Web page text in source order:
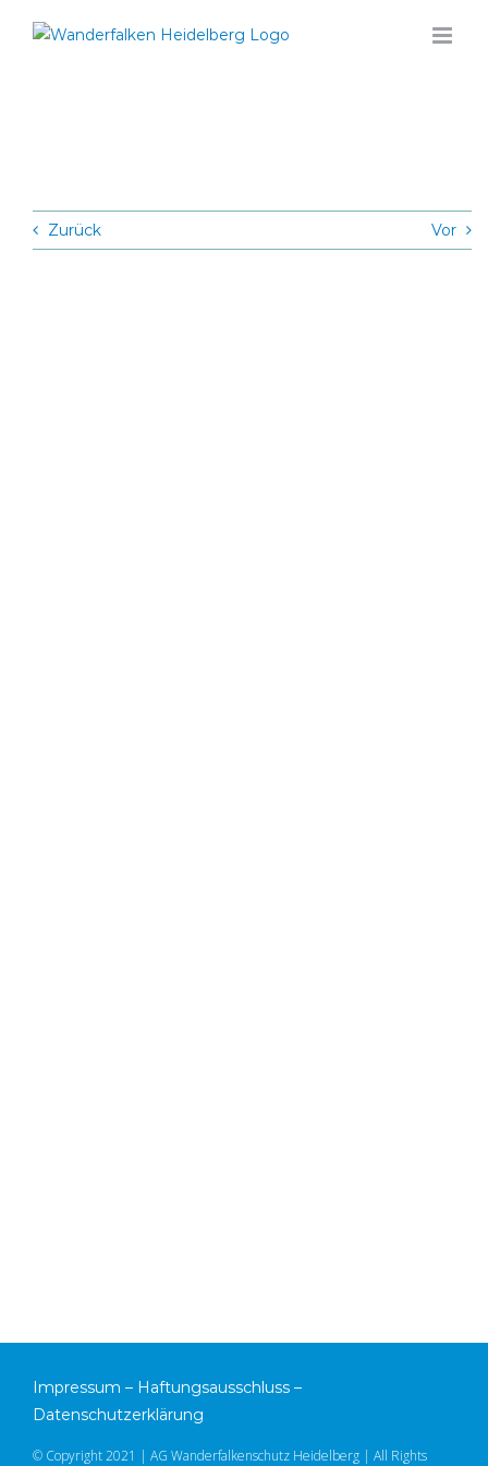
Inhalt
Zurück Vor
Impressum – Haftungsausschluss –
Datenschutzerklärung
© Copyright 2021 | AG Wanderfalkenschutz Heidelberg | All Rights